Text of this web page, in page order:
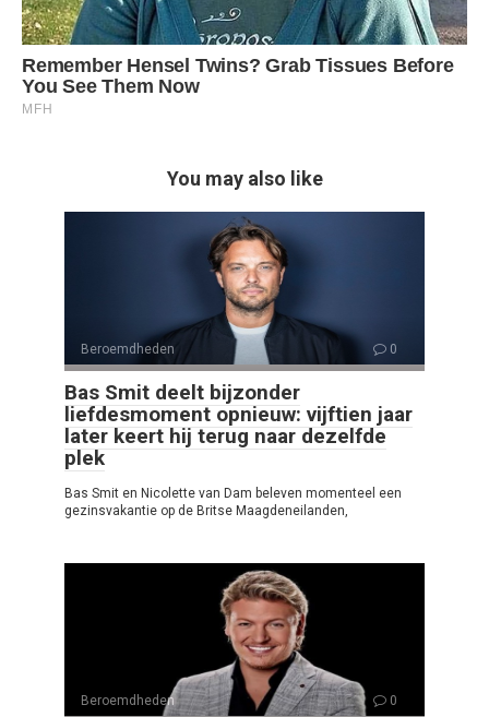
You may also like
Beroemdheden 0
Bas Smit deelt bijzonder
liefdesmoment opnieuw: vijftien jaar
later keert hij terug naar dezelfde
plek
Bas Smit en Nicolette van Dam beleven momenteel een
gezinsvakantie op de Britse Maagdeneilanden,
Beroemdheden 0